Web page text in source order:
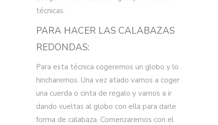
técnicas.
PARA HACER LAS CALABAZAS
REDONDAS:
Para esta técnica cogeremos un globo y lo
hincharemos. Una vez atado vamos a coger
una cuerda o cinta de regalo y vamos a ir
dando vueltas al globo con ella para darle
forma de calabaza. Comenzaremos con el